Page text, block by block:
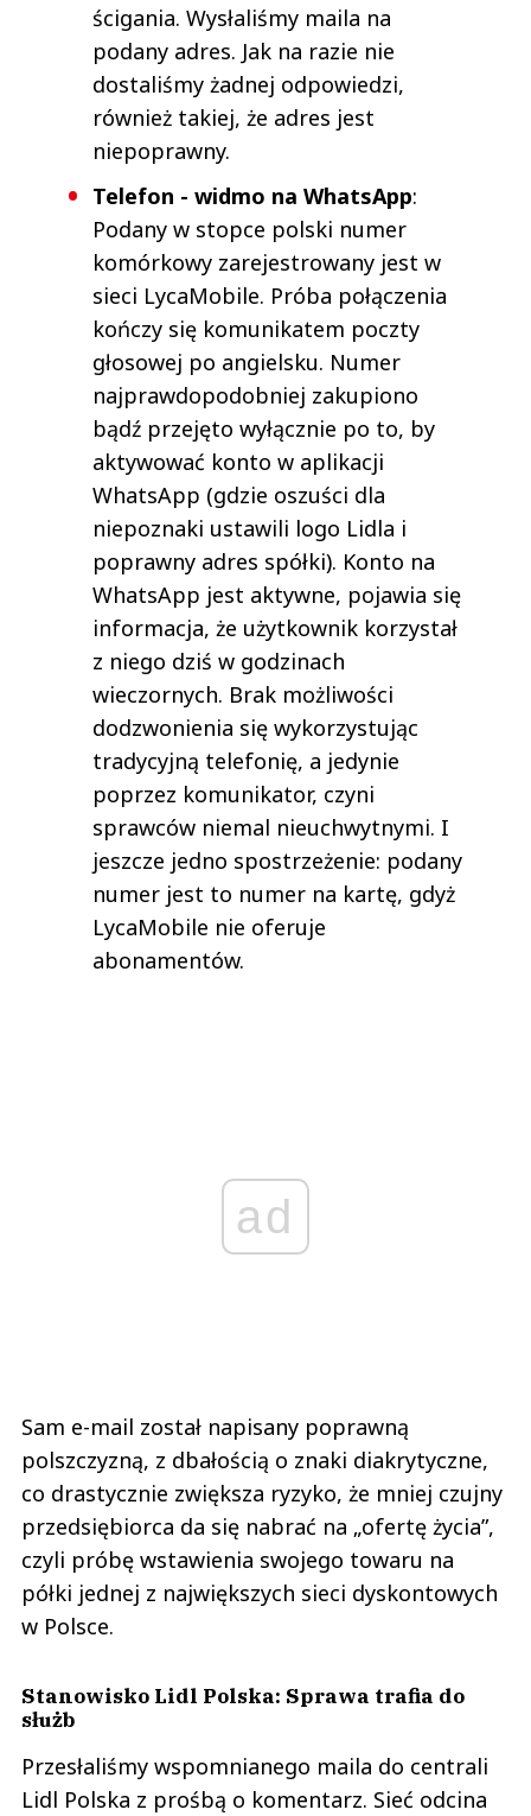
ścigania. Wysłaliśmy maila na
podany adres. Jak na razie nie
dostaliśmy żadnej odpowiedzi,
również takiej, że adres jest
niepoprawny.
Telefon - widmo na WhatsApp:
Podany w stopce polski numer
komórkowy zarejestrowany jest w
sieci LycaMobile. Próba połączenia
kończy się komunikatem poczty
głosowej po angielsku. Numer
najprawdopodobniej zakupiono
bądź przejęto wyłącznie po to, by
aktywować konto w aplikacji
WhatsApp (gdzie oszuści dla
niepoznaki ustawili logo Lidla i
poprawny adres spółki). Konto na
WhatsApp jest aktywne, pojawia się
informacja, że użytkownik korzystał
z niego dziś w godzinach
wieczornych. Brak możliwości
dodzwonienia się wykorzystując
tradycyjną telefonię, a jedynie
poprzez komunikator, czyni
sprawców niemal nieuchwytnymi. I
jeszcze jedno spostrzeżenie: podany
numer jest to numer na kartę, gdyż
LycaMobile nie oferuje
abonamentów.
ad
Sam e-mail został napisany poprawną
polszczyzną, z dbałością o znaki diakrytyczne,
co drastycznie zwiększa ryzyko, że mniej czujny
przedsiębiorca da się nabrać na „ofertę życia”,
czyli próbę wstawienia swojego towaru na
półki jednej z największych sieci dyskontowych
w Polsce.
Stanowisko Lidl Polska: Sprawa trafia do
służb
Przesłaliśmy wspomnianego maila do centrali
Lidl Polska z prośbą o komentarz. Sieć odcina